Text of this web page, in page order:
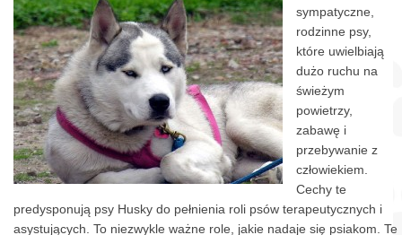
sympatyczne,
rodzinne psy,
które uwielbiają
dużo ruchu na
świeżym
powietrzy,
zabawę i
przebywanie z
człowiekiem.
Cechy te
predysponują psy Husky do pełnienia roli psów terapeutycznych i
asystujących. To niezwykle ważne role, jakie nadaje się psiakom. Te